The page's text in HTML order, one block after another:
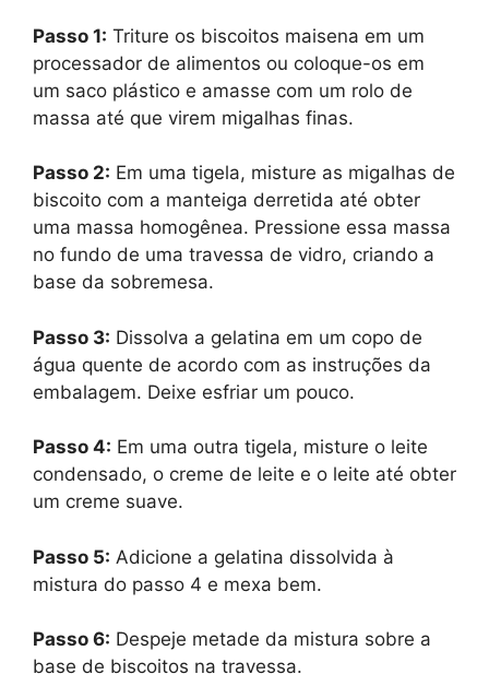
Passo 1: Triture os biscoitos maisena em um
processador de alimentos ou coloque-os em
um saco plástico e amasse com um rolo de
massa até que virem migalhas finas.
Passo 2: Em uma tigela, misture as migalhas de
biscoito com a manteiga derretida até obter
uma massa homogênea. Pressione essa massa
no fundo de uma travessa de vidro, criando a
base da sobremesa.
Passo 3: Dissolva a gelatina em um copo de
água quente de acordo com as instruções da
embalagem. Deixe esfriar um pouco.
Passo 4: Em uma outra tigela, misture o leite
condensado, o creme de leite e o leite até obter
um creme suave.
Passo 5: Adicione a gelatina dissolvida à
mistura do passo 4 e mexa bem.
Passo 6: Despeje metade da mistura sobre a
base de biscoitos na travessa.